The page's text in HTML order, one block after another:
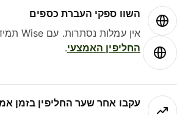
השוו ספקי העברת כספים
אין עמלות נסתרות. עם Wise תמיד תקבלו את
החליפין האמצעי.
עקבו אחר שער החליפין בזמן אמת